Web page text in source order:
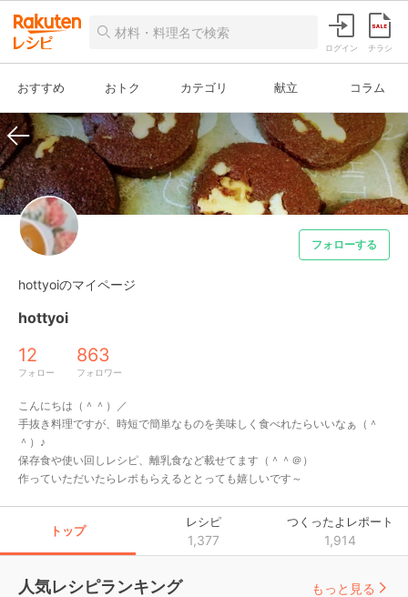
ログイン チラシ
おすすめ おトク カテゴリ 献立 コラム
フォローする
hottyoiのマイページ
hottyoi
12
フォロー
863
フォロワー
こんにちは（＾＾）／
手抜き料理ですが、時短で簡単なものを美味しく食べれたらいいなぁ（＾
＾）♪
保存食や使い回しレシピ、離乳食など載せてます（＾＾＠）
作っていただいたらレポもらえるととっても嬉しいです～
トップ
レシピ
1,377
つくったよレポート
1,914
人気レシピランキング もっと見る